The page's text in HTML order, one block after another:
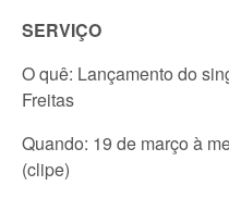
SERVIÇO
O quê: Lançamento do
Freitas
Quando: 19 de março à
(clipe)